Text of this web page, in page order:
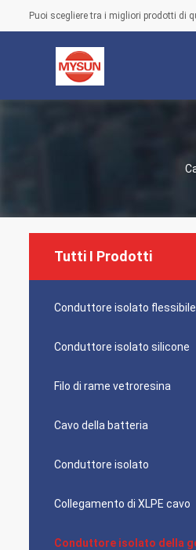
Puoi scegliere tra i migliori prodotti di
Tutti I Prodotti
Conduttore isolato flessibile
Conduttore isolato silicone
Filo di rame vetroresina
Cavo della batteria
Conduttore isolato
Collegamento di XLPE cavo
Conduttore isolato della